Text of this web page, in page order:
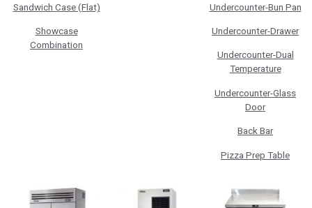
Sandwich Case (Flat)
Showcase
Combination
Undercounter-Bun Pan
Undercounter-Drawer
Undercounter-Dual
Temperature
Undercounter-Glass
Door
Back Bar
Pizza Prep Table